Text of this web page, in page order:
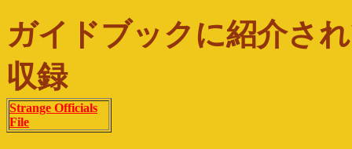
ガイドブックに紹介さ
収録
Strange Officials
File